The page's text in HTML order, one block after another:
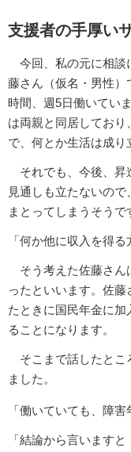
支援者の手厚い
今回、私の元に相談
藤さん（仮名・男性）
時間、週5日働いてい
は両親と同居してお
で、何とか生活は成り
それでも、今後、昇
見通しも立たないの
まとってしまうそうで
「何か他に収入を得る
そう考えた佐藤さん
ったといいます。佐
たときに国民年金に
ることになります。
そこまで話したとこ
ました。
「働いていても、障
「結論から言います